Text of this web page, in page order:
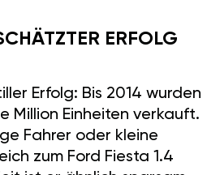
ERFOLG
Erfolg: Bis 2014 wurden
Million Einheiten verkauft.
Fahrer oder kleine
zum Ford Fiesta 1.4